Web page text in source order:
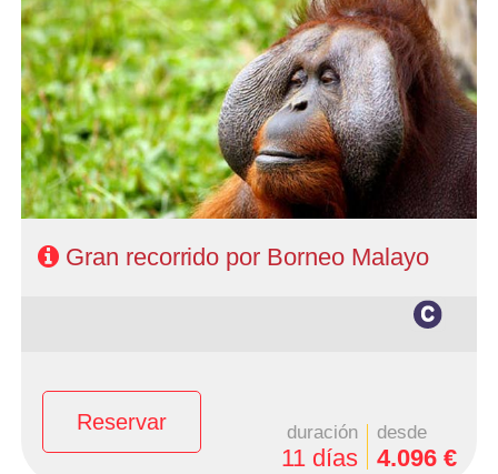
- Salidas: Miércoles
- Ruta: 3 noches Kuching, 1 noche Kota Kinabalu, 1 noche
Mount Kinabalu, 1 noche Sandakan y 2 noches Sukau
- Régimen: Alojamiento y desayuno + 5 almuerzos y 4
cenas
Gran recorrido por Borneo Malayo
Reservar duración
11 días
desde
4.096 €